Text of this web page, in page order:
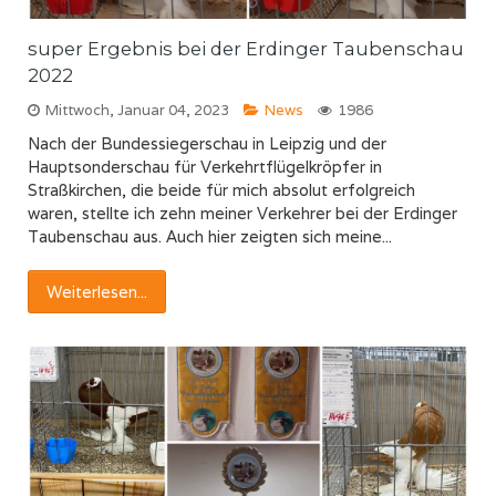
super Ergebnis bei der Erdinger Taubenschau
2022
Mittwoch, Januar 04, 2023 News 1986
Nach der Bundessiegerschau in Leipzig und der
Hauptsonderschau für Verkehrtflügelkröpfer in
Straßkirchen, die beide für mich absolut erfolgreich
waren, stellte ich zehn meiner Verkehrer bei der Erdinger
Taubenschau aus. Auch hier zeigten sich meine...
Weiterlesen...